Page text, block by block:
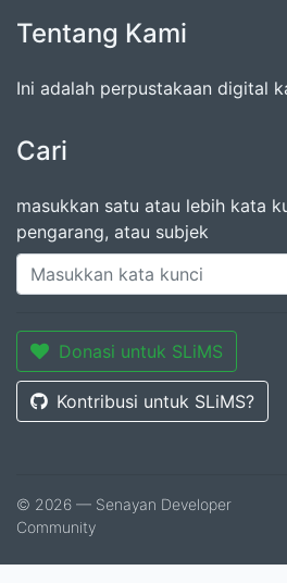
Tentang Kami
Ini adalah perpustakaan digital
Cari
masukkan satu atau lebih kata
pengarang, atau subjek
Donasi untuk SLiMS
Kontribusi untuk SLiMS?
© 2026 — Senayan Developer
Community